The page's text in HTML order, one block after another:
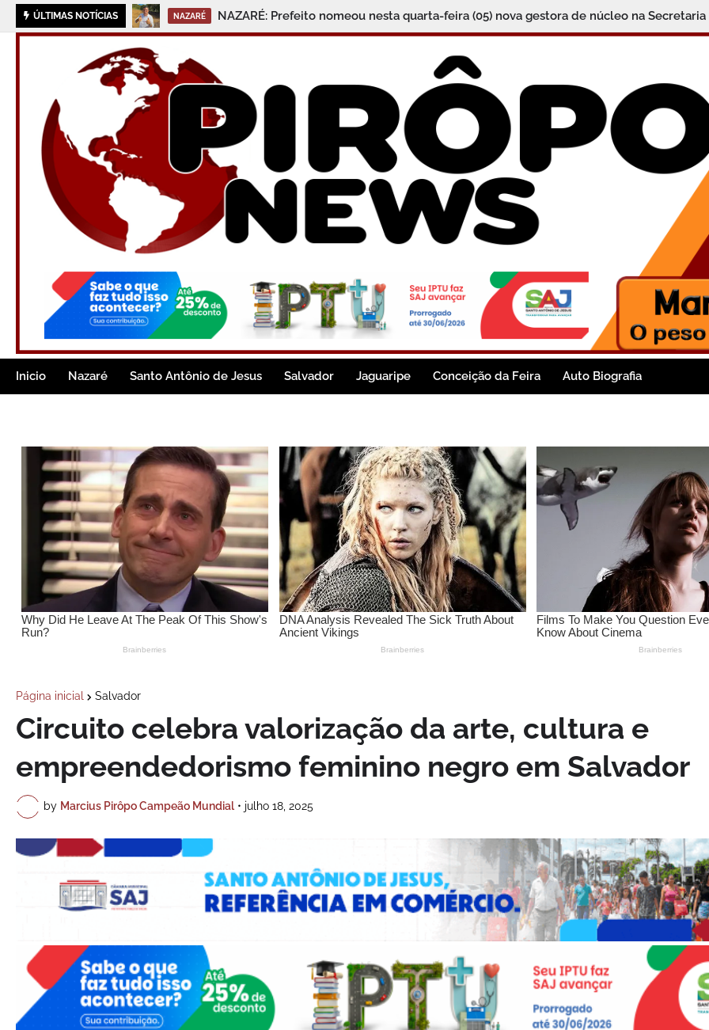
ÚLTIMAS NOTÍCIAS NAZARÉ NAZARÉ: Prefeito nomeou nesta quarta-feira (05) nova gestora de núcleo na
Inicio Nazaré Santo Antônio de Jesus Salvador Jaguaripe Conceição da Feira Auto Biografia
Página inicial Salvador
Circuito celebra valorização da arte, cultura e
empreendedorismo feminino negro em Salvador
by Marcius Pirôpo Campeão Mundial • julho 18, 2025